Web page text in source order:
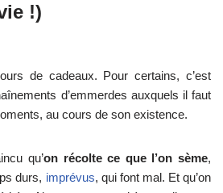
!)
de cadeaux. Pour certains, c’est
d’emmerdes auxquels il faut
au cours de son existence.
qu’on récolte ce que l’on sème,
durs, imprévus, qui font mal. Et qu’on